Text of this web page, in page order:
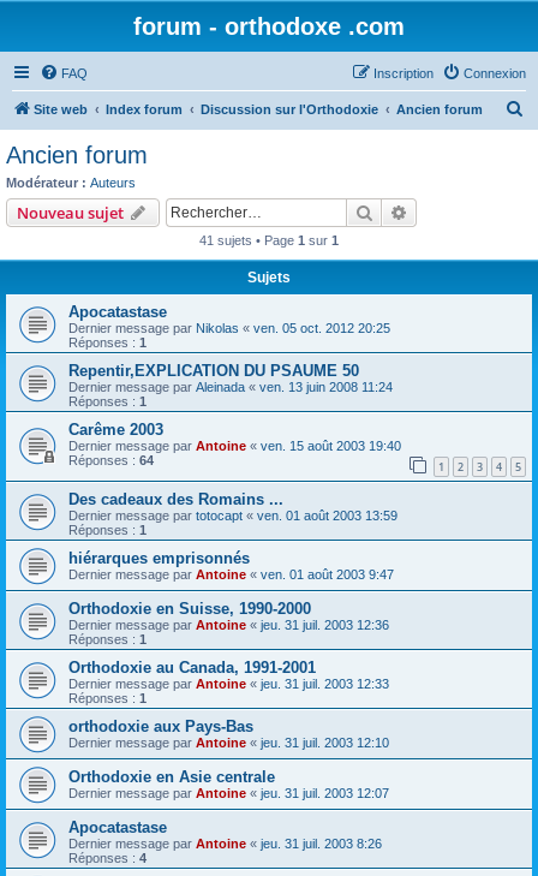
forum - orthodoxe .com
FAQ Connexion
Inscription
Site web Index forum Discussion sur l'Orthodoxie Ancien forum
Ancien forum
Modérateur : Auteurs
Nouveau sujet Rechercher
41 sujets • Page 1 sur 1
Sujets
Apocatastase
Dernier message par Nikolas « ven. 05 oct. 2012 20:25
Réponses : 1
Repentir,EXPLICATION DU PSAUME 50
Dernier message par Aleinada « ven. 13 juin 2008 11:24
Réponses : 1
Carême 2003
Dernier message par Antoine « ven. 15 août 2003 19:40
Réponses : 64 1 2 3 4 5
Des cadeaux des Romains ...
Dernier message par totocapt « ven. 01 août 2003 13:59
Réponses : 1
hiérarques emprisonnés
Dernier message par Antoine « ven. 01 août 2003 9:47
Orthodoxie en Suisse, 1990-2000
Dernier message par Antoine « jeu. 31 juil. 2003 12:36
Réponses : 1
Orthodoxie au Canada, 1991-2001
Dernier message par Antoine « jeu. 31 juil. 2003 12:33
Réponses : 1
orthodoxie aux Pays-Bas
Dernier message par Antoine « jeu. 31 juil. 2003 12:10
Orthodoxie en Asie centrale
Dernier message par Antoine « jeu. 31 juil. 2003 12:07
Apocatastase
Dernier message par Antoine « jeu. 31 juil. 2003 8:26
Réponses : 4